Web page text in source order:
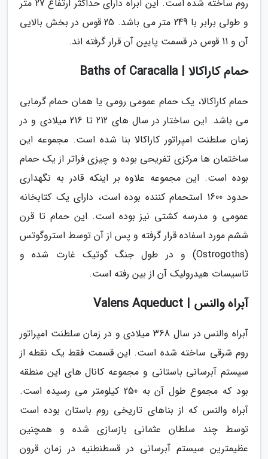
روم ساخته شده است. این آبراه دارای حداکثر ارتفاع 27 متر
و طولی برابر با 249 متر می باشد. 25 قوس در بخش بالایی
آن و 11 قوس در قسمت پایین آن قرار گرفته اند.
حمام کاراکالا | Baths of Caracalla
حمام کاراکالا، یک حمام عمومی رومی یا همان حمام گرمابی
می باشد. این ساختار در سال های 212 تا 216 میلادی و در
زمان سلطنت امپراتور کاراکالا بنا شده است. مجموعه این
ساختمان ها مرکزی تفریحی بوده و چیزی فراتر از یک حمام
بوده است. این مجموعه علاوه بر اینکه قادر به نگهداری
حدود 1600 استحمام کننده بوده است، دارای یک کتابخانه
عمومی و مدرسه کشتی نیز بوده است. این حمام تا قرن
ششم مورد اسفاده قرار گرفته و پس از آن توسط استروگوتس
(Ostrogoths) و در طول جنگ گوتیک غارت شده و
تاسیسات هیدرولیک آن از بین رفته است.
آبراه والنس | Valens Aqueduct
آبراه والنس در سال 368 میلادی و در زمان سلطنت امپراتور
روم شرقی ساخته شده است. این قسمت فقط یک نقطه از
سیستم آبرسانی باستانی و مجموعه کانال های این منطقه
بود که مجموع طول آن به 250 کیلومتر می رسیده است.
آبراه والنس که از بناهای تاریخی روم باستان بوده است
توسط چند سلطان عثمانی بازسازی شده و همچنین
عظیمترین سیستم آبرسانی در قسطنطنیه در زمان قرون